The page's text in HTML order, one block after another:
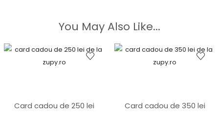
You May Also Like...
Card cadou de 250 lei Card cadou de 350 lei